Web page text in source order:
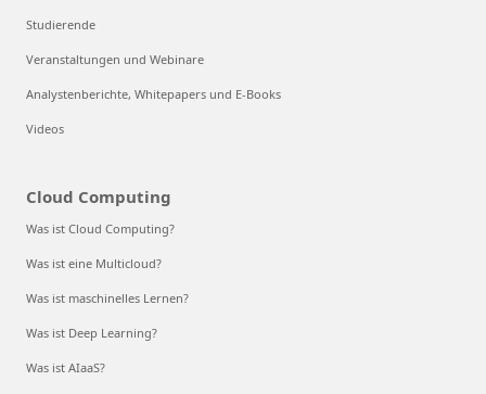
Studierende
Veranstaltungen und Webinare
Analystenberichte, Whitepapers und E-Books
Videos
Cloud Computing
Was ist Cloud Computing?
Was ist eine Multicloud?
Was ist maschinelles Lernen?
Was ist Deep Learning?
Was ist AIaaS?